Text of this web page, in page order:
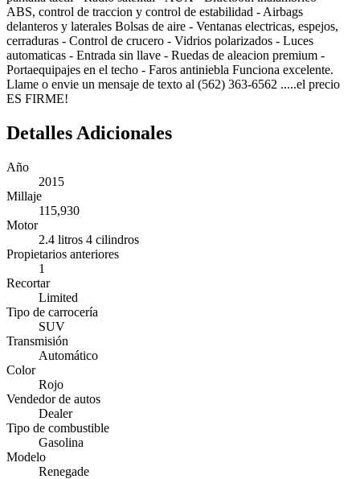
ABS, control de traccion y control de estabilidad - Airbags
delanteros y laterales Bolsas de aire - Ventanas electricas, espejos,
cerraduras - Control de crucero - Vidrios polarizados - Luces
automaticas - Entrada sin llave - Ruedas de aleacion premium -
Portaequipajes en el techo - Faros antiniebla Funciona excelente.
Llame o envie un mensaje de texto al (562) 363-6562 .....el precio
ES FIRME!
Detalles Adicionales
Año
2015
Millaje
115,930
Motor
2.4 litros 4 cilindros
Propietarios anteriores
1
Recortar
Limited
Tipo de carrocería
SUV
Transmisión
Automático
Color
Rojo
Vendedor de autos
Dealer
Tipo de combustible
Gasolina
Modelo
Renegade